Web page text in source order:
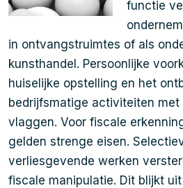
functie
in ontvangstruimtes of als
kunsthandel. Persoonlijke
huiselijke opstelling en het
bedrijfsmatige activiteiten met
vlaggen. Voor fiscale
gelden strenge eisen.
verliesgevende werken
fiscale manipulatie. Dit blijkt